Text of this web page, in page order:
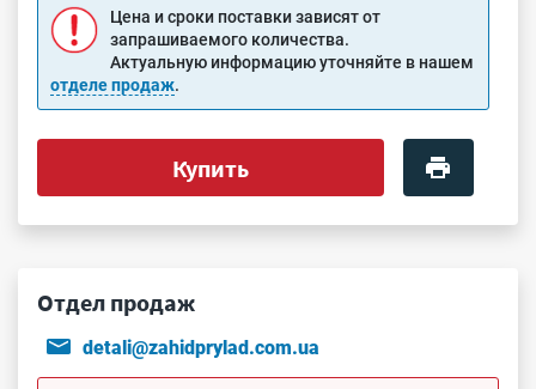
Цена и сроки поставки зависят от
запрашиваемого количества.
Актуальную информацию уточняйте в нашем
отделе продаж.
Купить
Отдел продаж
detali@zahidprylad.com.ua